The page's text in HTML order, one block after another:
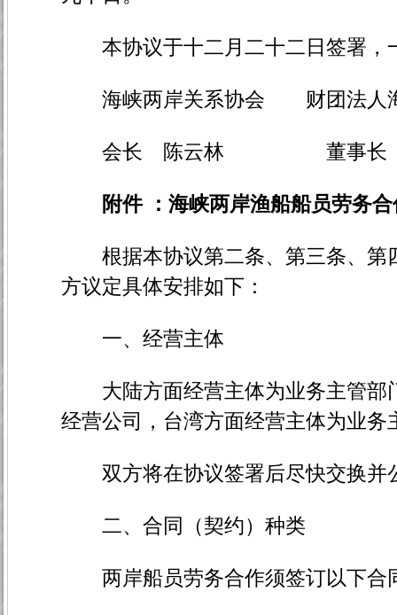
本协议于十二月二十二日签署，
海峡两岸关系协会 财团法人海
会长 陈云林 董事长
附件 ：海峡两岸渔船船员劳务
根据本协议第二条、第三条、第
方议定具体安排如下：
一、经营主体
大陆方面经营主体为业务主管部
经营公司，台湾方面经营主体为业
双方将在协议签署后尽快交换并
二、合同（契约）种类
两岸船员劳务合作须签订以下合